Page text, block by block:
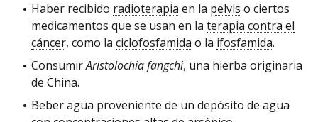
Haber recibido radioterapia en la pelvis o ciertos
medicamentos que se usan en la terapia contra el
cáncer, como la ciclofosfamida o la ifosfamida.
ConsumirAristolochia fangchi, una hierba originaria
de China.
Beber agua proveniente de un depósito de agua